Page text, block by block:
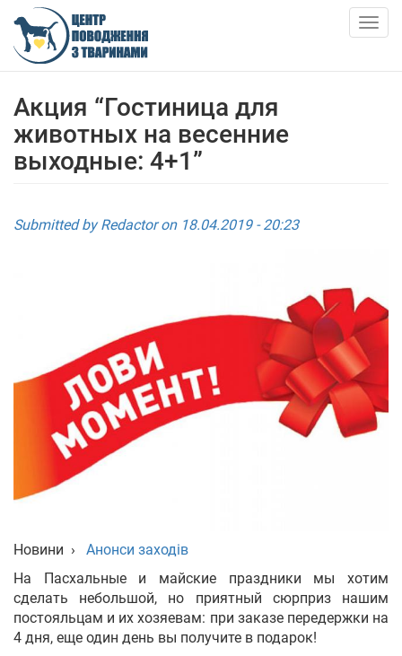
main
content
ПРО НАС
НОВИНИ
АНКЕТИ ТВАРИН
КОНТАКТИ
Акция “Гостиница для
животных на весенние
выходные: 4+1”
Submitted byRedactoron 18.04.2019 - 20:23
Новини ›
Анонси заходів
На Пасхальные и майские праздники мы хотим
сделать небольшой, но приятный сюрприз нашим
постояльцам и их хозяевам: при заказе передержки на
4 дня, еще один день вы получите в подарок!